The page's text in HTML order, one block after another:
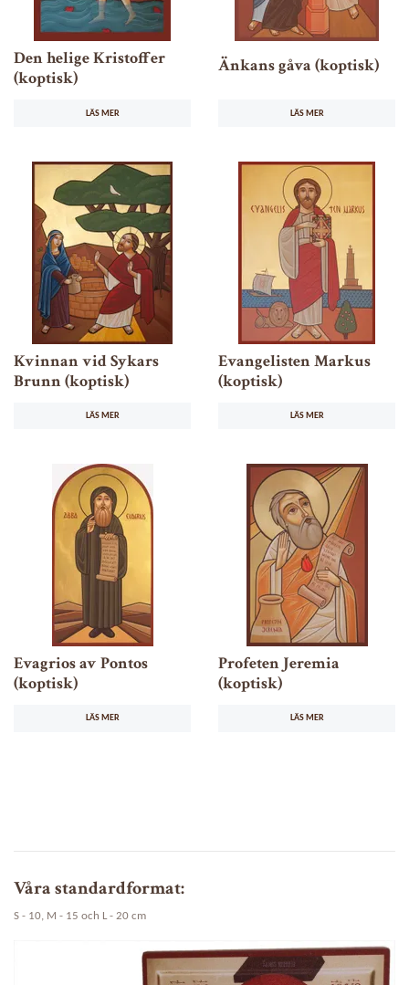
Våra standardformat:
S - 10, M - 15 och L - 20 cm
Den helige Kristoffer
(koptisk)
LÄS MER
Änkans gåva (koptisk)
LÄS MER
Kvinnan vid Sykars
Brunn (koptisk)
LÄS MER
Evangelisten Markus
(koptisk)
LÄS MER
Evagrios av Pontos
(koptisk)
LÄS MER
Profeten Jeremia
(koptisk)
LÄS MER